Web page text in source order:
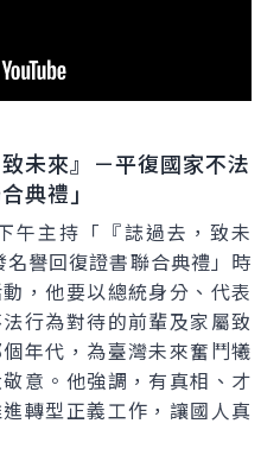
未來』－平復國家不法
典禮」
午主持「『誌過去，致未
譽回復證書聯合典禮」時
，他要以總統身分、代表
行為對待的前輩及家屬致
年代，為臺灣未來奮鬥犧
意。他強調，有真相、才
轉型正義工作，讓國人真